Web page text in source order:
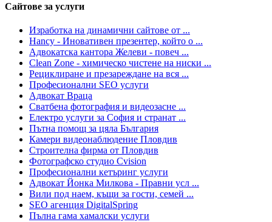
Сайтове за услуги
Изработка на динамични сайтове от ...
Hancy - Иновативен презентер, който о ...
Адвокатска кантора Желеви - повеч ...
Clean Zone - химическо чистене на ниски ...
Рециклиране и презареждане на вся ...
Професионални SEO услуги
Адвокат Враца
Сватбена фотография и видеозасне ...
Електро услуги за София и странат ...
Пътна помощ за цяла България
Камери видеонаблюдение Пловдив
Строителна фирма от Пловдив
Фотографско студио Cvision
Професионални кетъринг услуги
Адвокат Йонка Милкова - Правни усл ...
Вили под наем, къщи за гости, семей ...
SEO агенция DigitalSpring
Пълна гама хамалски услуги